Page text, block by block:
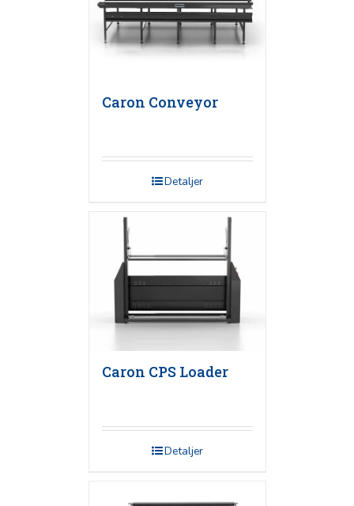
Caron Conveyor
Detaljer
Caron CPS Loader
Detaljer